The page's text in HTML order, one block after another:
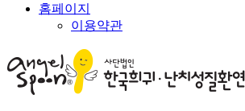
홈페이지
이용약관